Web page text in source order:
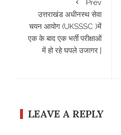
Prev
उत्तराखंड अधीनस्थ सेवा
चयन आयोग (UKSSSC )में
एक के बाद एक भर्ती परीक्षाओं
में हो रहे घपले उजागर |
LEAVE A REPLY